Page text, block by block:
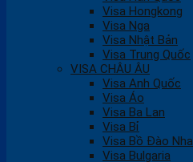
Visa Hongkong
Visa Nga
Visa Nhật Bản
Visa Trung Quốc
VISA CHÂU ÂU
Visa Anh Quốc
Visa Áo
Visa Ba Lan
Visa Bỉ
Visa Bồ Đào Nha
Visa Bulgaria